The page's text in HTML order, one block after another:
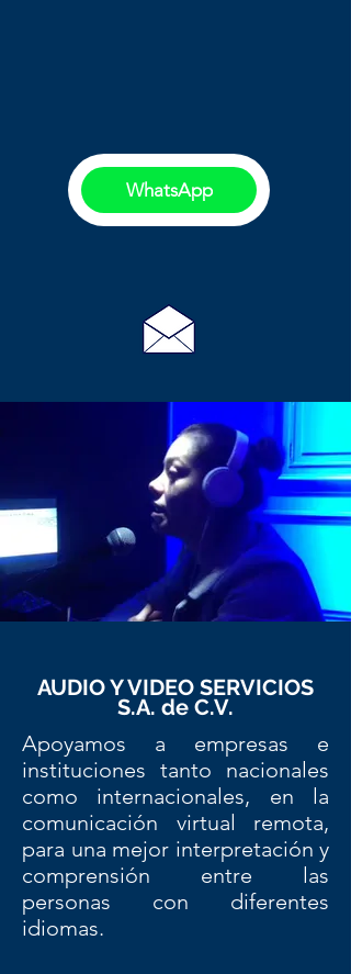
WhatsApp
AUDIO Y VIDEO SERVICIOS
S.A. de C.V.
Apoyamos a empresas e
instituciones tanto nacionales
como internacionales, en la
comunicación virtual remota,
para una mejor interpretación y
comprensión entre las
personas con diferentes
idiomas.